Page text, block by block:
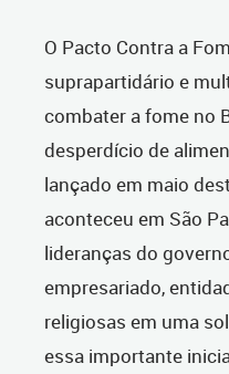
O Pacto Contra a
suprapartidário e
combater a fome no
desperdício de
lançado em maio
aconteceu em São
lideranças do
empresariado,
religiosas em uma
essa importante